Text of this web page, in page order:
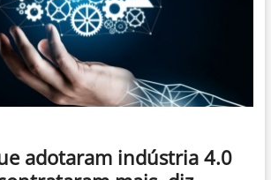
adotaram indústria 4.0